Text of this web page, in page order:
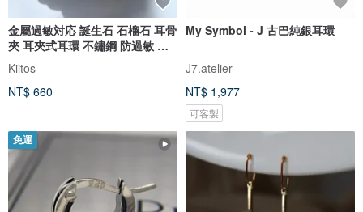
金屬過敏対応 誕生石 石榴石 耳骨
夾 耳夾式耳環 不鏽鋼 防過敏 耳
釘 耳環 夾式耳環
Kiitos
NT$ 660
My Symbol - J 古巴純銀耳環
J7.atelier
NT$ 1,977
可客製
免運